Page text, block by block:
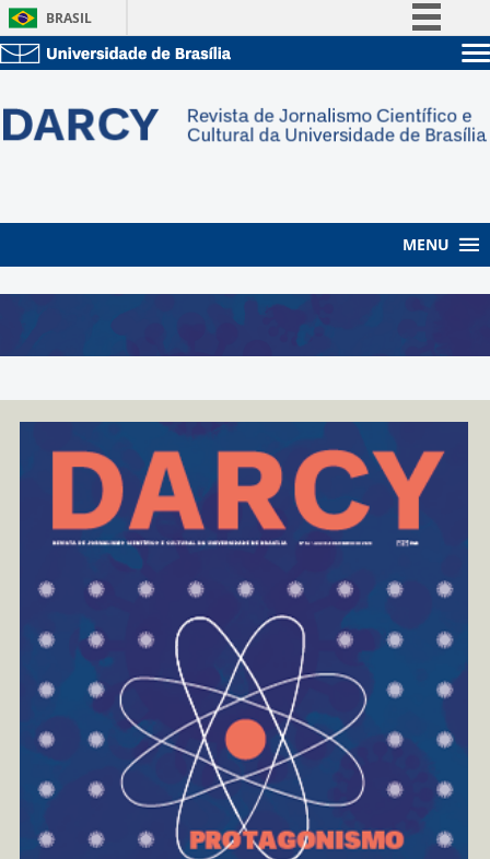
BRASIL
Participe
Canais
Unidades acadêmicas
Estude na UnB
Graduação
MENU